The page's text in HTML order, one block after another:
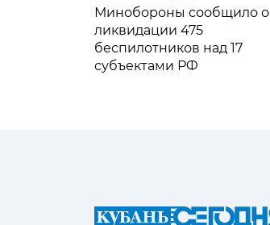
Минобороны сообщило о
ликвидации 475
беспилотников над 17
субъектами РФ